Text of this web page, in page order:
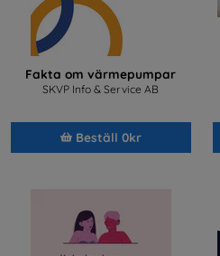
Fakta om värmepumpar
SKVP Info & Service AB
Beställ 0kr